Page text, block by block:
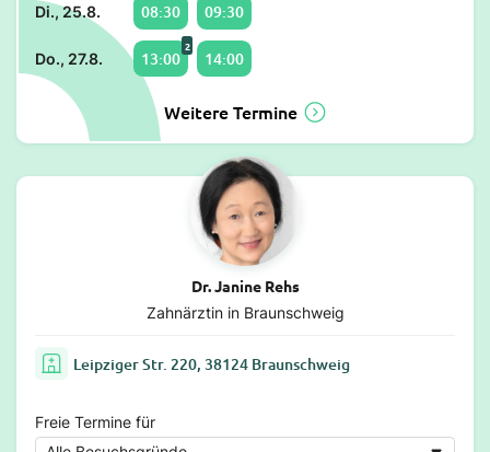
Di., 25.8. 08:30 09:30
Do., 27.8. 13:00
2
14:00
Weitere Termine
Dr. Janine Rehs
Zahnärztin in Braunschweig
Leipziger Str. 220, 38124 Braunschweig
Freie Termine für